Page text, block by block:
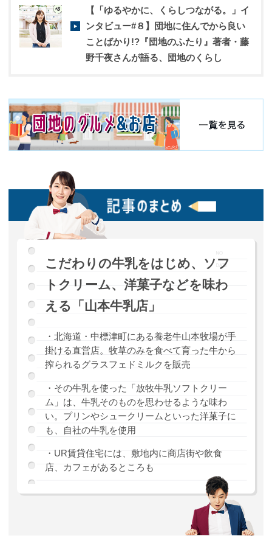
【「ゆるやかに、くらしつながる。」イ
ンタビュー#８】団地に住んでから良い
ことばかり!?『団地のふたり』著者・藤
野千夜さんが語る、団地のくらし
こだわりの牛乳をはじめ、ソフ
トクリーム、洋菓子などを味わ
える「山本牛乳店」
・北海道・中標津町にある養老牛山本牧場が手
掛ける直営店。牧草のみを食べて育った牛から
搾られるグラスフェドミルクを販売
・その牛乳を使った「放牧牛乳ソフトクリー
ム」は、牛乳そのものを思わせるような味わ
い。プリンやシュークリームといった洋菓子に
も、自社の牛乳を使用
・UR賃貸住宅には、敷地内に商店街や飲食
店、カフェがあるところも